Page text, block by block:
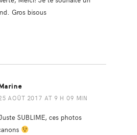
Gros bisous
AOÛT 2017 AT 9 H 09 MIN
SUBLIME, ces photos